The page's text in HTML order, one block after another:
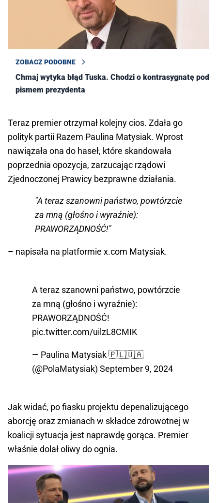
ZOBACZ PODOBNE
Chmaj wytyka błąd Tuska. Chodzi o kontrasygnatę pod
pismem prezydenta
Teraz premier otrzymał kolejny cios. Zdała go
polityk partii Razem Paulina Matysiak. Wprost
nawiązała ona do haseł, które skandowała
poprzednia opozycja, zarzucając rządowi
Zjednoczonej Prawicy bezprawne działania.
"A teraz szanowni państwo, powtórzcie
za mną (głośno i wyraźnie):
PRAWORZĄDNOŚĆ!"
– napisała na platformie x.com Matysiak.
A teraz szanowni państwo, powtórzcie
za mną (głośno i wyraźnie):
PRAWORZĄDNOŚĆ!
pic.twitter.com/uilzL8CMIK
— Paulina Matysiak 🇵🇱🇺🇦
(@PolaMatysiak) September 9, 2024
Jak widać, po fiasku projektu depenalizującego
aborcję oraz zmianach w składce zdrowotnej w
koalicji sytuacja jest naprawdę gorąca. Premier
właśnie dolał oliwy do ognia.